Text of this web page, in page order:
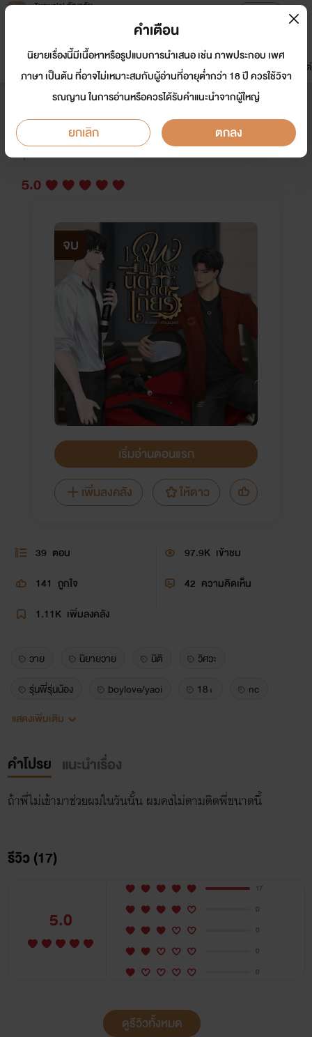
Tunwalai ธัญวลัย
หน้าแรก นิยาย อีบุ๊ก การ์ตูน
มาใหม่
ดรีมแชท ธัญลิสต์
Law In Love #นิติติดเกียร์ (เมะ x เมะ)
นักเขียน: เจ้ามูนวูฟล์
Y
5.0
จบ
เริ่มอ่านตอนแรก
เพิ่มลงคลัง
ให้ดาว
39 ตอน 97.9K เข้าชม
141 ถูกใจ 42 ความคิดเห็น
1.11K เพิ่มลงคลัง
วาย นิยายวาย นิติ
วิศวะ
รุ่นพี่รุ่นน้อง
boylove/yaoi 18+
nc
ตลก
แสดงเพิ่มเติม
คำโปรย แนะนำเรื่อง
ถ้าพี่ไม่เข้ามาช่วยผมในวันนั้น ผมคงไม่ตามติดพี่ขนาดนี้
รีวิว (17)
5.0
17
0
0
0
0
ดูรีวิวทั้งหมด
คำเตือน
นิยายเรื่องนี้มีเนื้อหาหรือรูปแบบการนำเสนอ เช่น ภาพประกอบ เพศ
ภาษา เป็นต้น ที่อาจไม่เหมาะสมกับผู้อ่านที่อายุต่ำกว่า 18 ปี ควรใช้วิจา
รณญาน ในการอ่านหรือควรได้รับคำแนะนำจากผู้ใหญ่
ยกเลิก ตกลง